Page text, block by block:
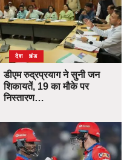
उत्तराखंड
देश
डीएम रुद्रप्रयाग ने सुनी जन
शिकायतें, 19 का मौके पर
निस्तारण…